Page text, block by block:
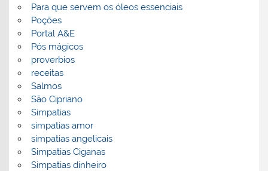
Para que servem os óleos essenciais
Poções
Portal A&E
Pós mágicos
proverbios
receitas
Salmos
São Cipriano
Simpatias
simpatias amor
simpatias angelicais
Simpatias Ciganas
Simpatias dinheiro